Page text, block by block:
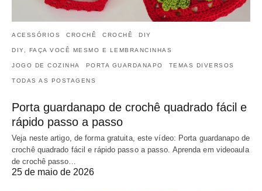
ACESSÓRIOS CROCHÊ CROCHÊ DIY
DIY, FAÇA VOCÊ MESMO E LEMBRANCINHAS
JOGO DE COZINHA PORTA GUARDANAPO TEMAS DIVERSOS
TODAS AS POSTAGENS
Porta guardanapo de crochê quadrado fácil e
rápido passo a passo
Veja neste artigo, de forma gratuita, este vídeo: Porta guardanapo de
crochê quadrado fácil e rápido passo a passo. Aprenda em videoaula
de crochê passo…
25 de maio de 2026